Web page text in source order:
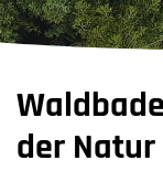
der Natur